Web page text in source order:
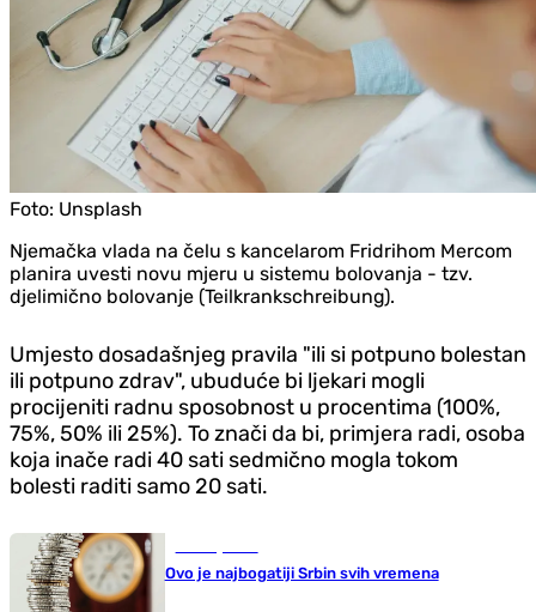
Foto: Unsplash
Njemačka vlada na čelu s kancelarom Fridrihom Mercom
planira uvesti novu mjeru u sistemu bolovanja - tzv.
djelimično bolovanje (Teilkrankschreibung).
Umjesto dosadašnjeg pravila "ili si potpuno bolestan
ili potpuno zdrav", ubuduće bi ljekari mogli
procijeniti radnu sposobnost u procentima (100%,
75%, 50% ili 25%). To znači da bi, primjera radi, osoba
koja inače radi 40 sati sedmično mogla tokom
bolesti raditi samo 20 sati.
Ovo je najbogatiji Srbin svih vremena